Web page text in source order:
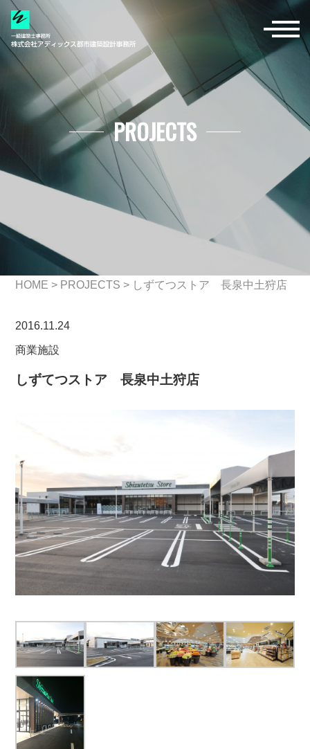
PROJECTS
HOME > PROJECTS > しずてつストア 長泉中土狩店
2016.11.24
商業施設
しずてつストア 長泉中土狩店